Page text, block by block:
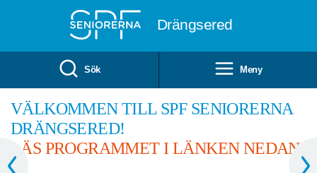
Drängsered
Sök Meny
VÄLKOMMEN TILL SPF SENIORERNA
DRÄNGSERED!
LÄS PROGRAMMET I LÄNKEN NEDAN!